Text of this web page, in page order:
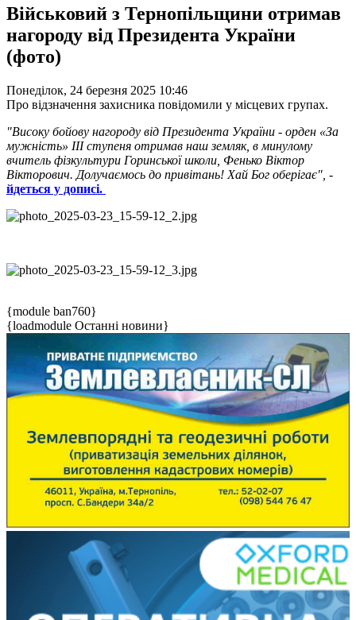
Військовий з Тернопільщини отримав
нагороду від Президента України
(фото)
Понеділок, 24 березня 2025 10:46
Про відзначення захисника повідомили у місцевих групах.
"Високу бойову нагороду від Президента України - орден «За
мужність» ІІІ ступеня отримав наш земляк, в минулому
вчитель фізкультури Горинської школи, Фенько Віктор
Вікторович. Долучаємось до привітань! Хай Бог оберігає", -
йдеться у дописі.
{module ban760}
{loadmodule Останні новини}